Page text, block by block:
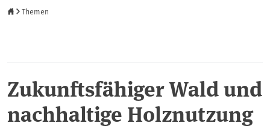
Themen
Zukunftsfähiger Wald und
nachhaltige Holznutzung